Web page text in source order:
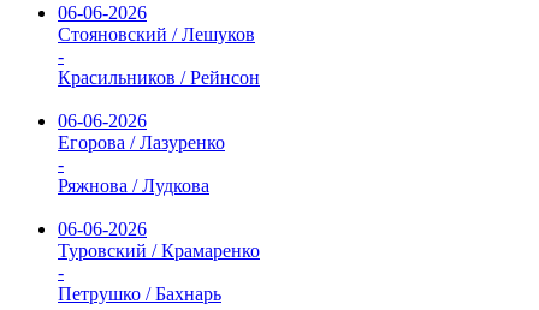
06-06-2026
Стояновский / Лешуков
-
Красильников / Рейнсон
06-06-2026
Егорова / Лазуренко
-
Ряжнова / Лудкова
06-06-2026
Туровский / Крамаренко
-
Петрушко / Бахнарь